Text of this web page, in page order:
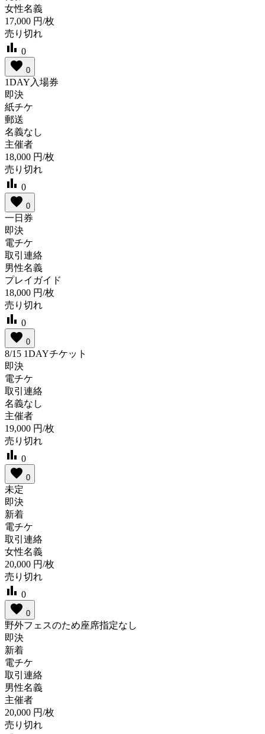
女性名義
17,000 円/枚
売り切れ
bar_chart 0
favorite 0
1DAY入場券
即決
紙チケ
郵送
名義なし
主催者
18,000 円/枚
売り切れ
bar_chart 0
favorite 0
一日券
即決
電チケ
取引連絡
男性名義
プレイガイド
18,000 円/枚
売り切れ
bar_chart 0
favorite 0
8/15 1DAYチケット
即決
電チケ
取引連絡
名義なし
主催者
19,000 円/枚
売り切れ
bar_chart 0
favorite 0
未定
即決
新着
電チケ
取引連絡
女性名義
20,000 円/枚
売り切れ
bar_chart 0
favorite 0
野外フェスのため座席指定なし
即決
新着
電チケ
取引連絡
男性名義
主催者
20,000 円/枚
売り切れ